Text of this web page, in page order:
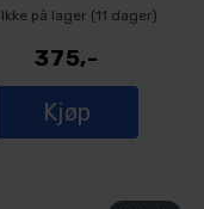
Ikke på lager (11 dager)
375,-
Kjøp